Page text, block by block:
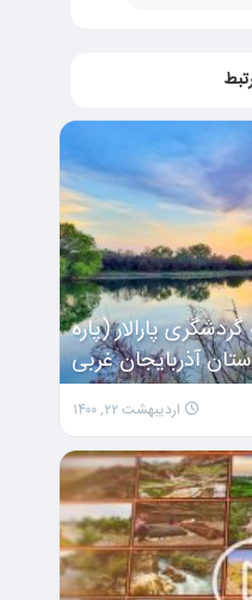
پارالار (پاره
آذربایجان غربی
اردیبهشت ۲۲, ۱۴۰۰